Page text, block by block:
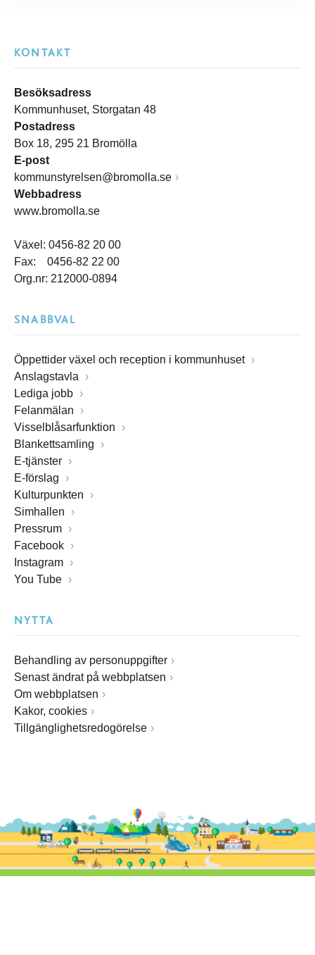
KONTAKT
Besöksadress
Kommunhuset, Storgatan 48
Postadress
Box 18, 295 21 Bromölla
E-post
kommunstyrelsen@bromolla.se
Webbadress
www.bromolla.se
Växel: 0456-82 20 00
Fax: 0456-82 22 00
Org.nr: 212000-0894
SNABBVAL
Öppettider växel och reception i kommunhuset
Anslagstavla
Lediga jobb
Felanmälan
Visselblåsarfunktion
Blankettsamling
E-tjänster
E-förslag
Kulturpunkten
Simhallen
Pressrum
Facebook
Instagram
You Tube
NYTTA
Behandling av personuppgifter
Senast ändrat på webbplatsen
Om webbplatsen
Kakor, cookies
Tillgänglighetsredogörelse